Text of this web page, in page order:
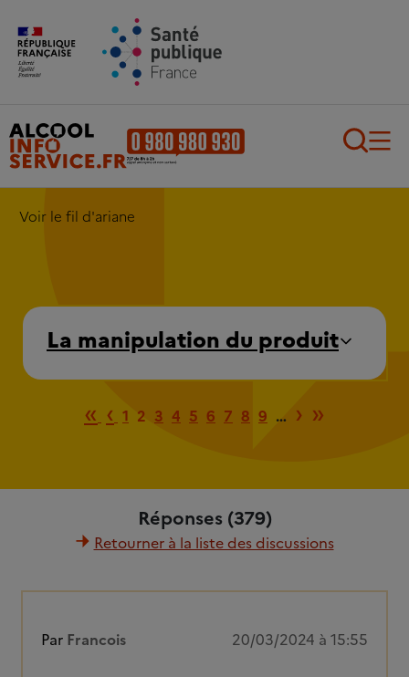
Aller au contenu principal
Voir le fil d'ariane
La manipulation du produit
Première page
« Page précédente
‹ 1 2 3 4 5 6 7 8 9 … Page
› »
Réponses (379)
Retourner à la liste des discussions
Par Francois 20/03/2024 à 15:55